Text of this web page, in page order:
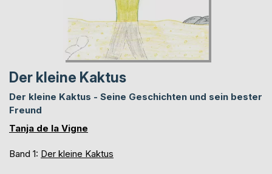
Der kleine Kaktus
Der kleine Kaktus - Seine Geschichten und sein bester
Freund
Tanja de la Vigne
Band 1: Der kleine Kaktus